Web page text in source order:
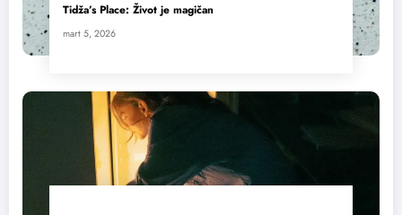
Tidža’s Place: Život je magičan
mart 5, 2026